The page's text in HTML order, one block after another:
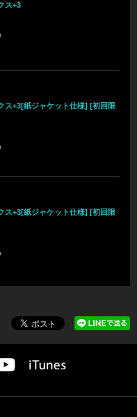
ス+3
ス+3[紙ジャケット仕様] [初回限
ス+3[紙ジャケット仕様] [初回限